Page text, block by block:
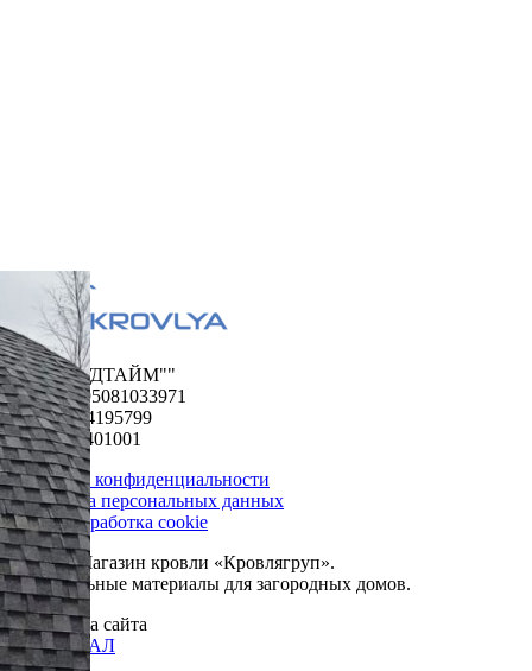
ООО "ФУДТАЙМ""
ОГРН 1195081033971
ИНН 5024195799
КПП 502401001
Политика конфиденциальности
Обработка персональных данных
Сбор и обработка cookie
© 2026. Магазин кровли «Кровлягруп».
Строительные материалы для загородных домов.
Разработка сайта
ОРИГИНАЛ